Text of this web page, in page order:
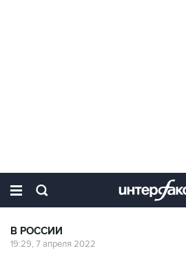
В РОССИИ
19:29, 7 апреля 2022